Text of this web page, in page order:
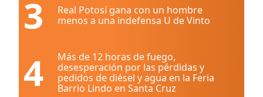
3
Real Potosí gana con un hombre
menos a una indefensa U de Vinto
4
Más de 12 horas de fuego,
desesperación por las pérdidas y
pedidos de diésel y agua en la Feria
Barrio Lindo en Santa Cruz